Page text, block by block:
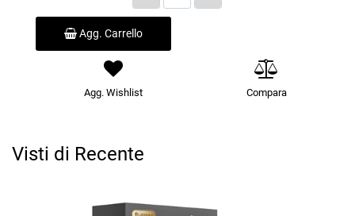
Agg. Carrello
Agg. Wishlist Compara
Visti di Recente